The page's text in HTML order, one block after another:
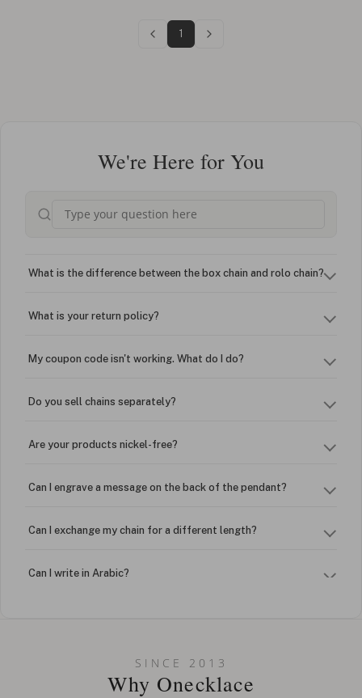
1
We're Here for You
What is the difference between the box chain and rolo chain?
What is your return policy?
My coupon code isn't working. What do I do?
Do you sell chains separately?
Are your products nickel-free?
Can I engrave a message on the back of the pendant?
Can I exchange my chain for a different length?
Can I write in Arabic?
Can I put an accent symbol on my name? Do you do double-
SINCE 2013
Why Onecklace